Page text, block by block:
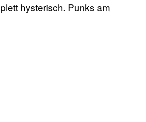
hysterisch. Punks am